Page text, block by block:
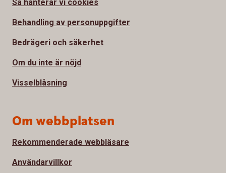
Så hanterar vi cookies
Behandling av personuppgifter
Bedrägeri och säkerhet
Om du inte är nöjd
Visselblåsning
Om webbplatsen
Rekommenderade webbläsare
Användarvillkor